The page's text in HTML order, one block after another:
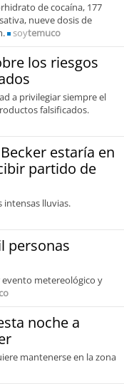
de cocaína, 177
nueve dosis de
soytemuco
los riesgos
a privilegiar siempre el
falsificados.
estaría en
partido de
intensas lluvias.
personas
evento metereológico y
noche a
mantenerse en la zona